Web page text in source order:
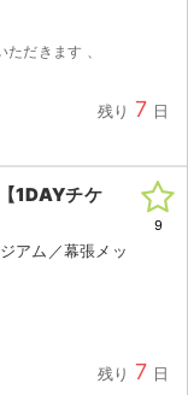
だきます 、
残り 7 日
1DAYチケ
アム／幕張メッ
残り 7 日
9